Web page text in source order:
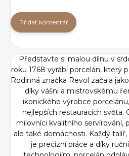
Přidat komentář
Představte si malou dílnu v
roku 1768 vyrábí porcelán, který
Rodinná značka Revol začala
díky vášni a mistrovskému
ikonického výrobce
nejlepších restauracích světa.
milovníci kvalitního servírování,
ale také domácnosti. Každý
je precizní práce a díky